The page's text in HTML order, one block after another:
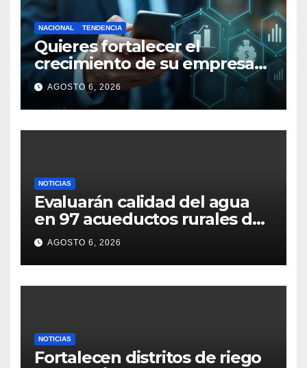
NACIONAL TENDENCIA
Quieres fortalecer el
crecimiento de su empresa
en Colombia: ¡Ojo a estas 5
claves financieras!
AGOSTO 6, 2026
NOTICIAS
Evaluarán calidad del agua
en 97 acueductos rurales de
Cundinamarca
AGOSTO 6, 2026
NOTICIAS
Fortalecen distritos de riego